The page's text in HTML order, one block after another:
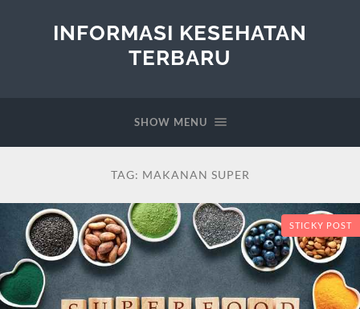
INFORMASI KESEHATAN
TERBARU
SHOW MENU
TAG: MAKANAN SUPER
STICKY POST